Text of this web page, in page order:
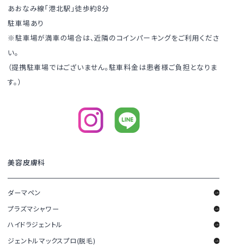
あおなみ線「港北駅」徒歩約8分
駐車場あり
※駐車場が満車の場合は、近隣のコインパーキングをご利用くださ
い。
（提携駐車場ではございません。駐車料金は患者様ご負担となりま
す。）
美容皮膚科
ダーマペン
プラズマシャワー
ハイドラジェントル
ジェントルマックスプロ(脱毛)